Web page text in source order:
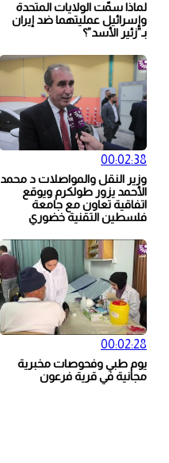
لماذا سمّت الولايات المتحدة
وإسرائيل عمليتهما ضد إيران
بـ”زئير الأسد”؟
00:02:38
وزير النقل والمواصلات د محمد
الأحمد يزور طولكرم ويوقع
اتفاقية تعاون مع جامعة
فلسطين التقنية خضوري
00:02:28
يوم طبي وفحوصات مخبرية
مجانية في قرية فرعون